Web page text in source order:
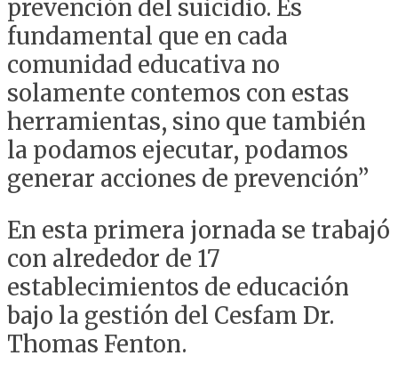
prevención del suicidio. Es
fundamental que en cada
comunidad educativa no
solamente contemos con estas
herramientas, sino que también
la podamos ejecutar, podamos
generar acciones de prevención”
En esta primera jornada se trabajó
con alrededor de 17
establecimientos de educación
bajo la gestión del Cesfam Dr.
Thomas Fenton.